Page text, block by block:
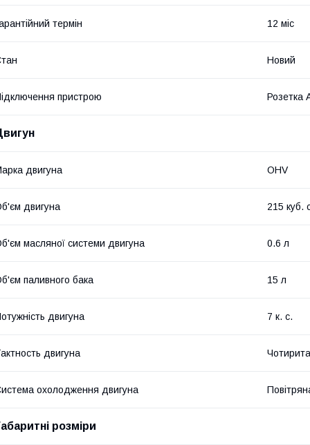
термін 12 міс
Новий
пристрою Розетка
двигуна OHV
двигуна 215 куб.
масляної системи двигуна 0.6 л
паливного бака 15 л
двигуна 7 к. с.
двигуна
охолодження двигуна
розміри